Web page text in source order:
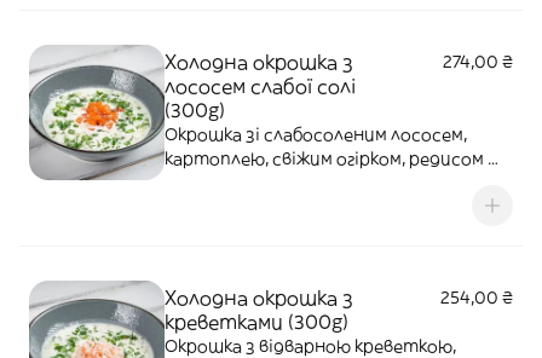
Холодна окрошка з
лососем слабої солі
(300g)
274,00 ₴
Окрошка зі слабосоленим лососем,
картоплею, свіжим огірком, редисом та
Холодна окрошка з
креветками (300g)
254,00 ₴
Окрошка з відварною креветкою,